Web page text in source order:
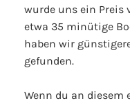
wurde uns ein Preis
etwa 35 minütige
haben wir
gefunden.
Wenn du an diesem